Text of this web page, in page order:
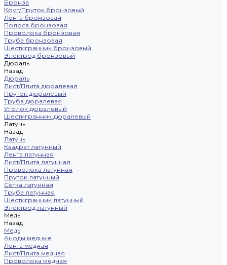
Бронза
Круг/Пруток бронзовый
Лента бронзовая
Полоса бронзовая
Проволока бронзовая
Труба бронзовая
Шестигранник бронзовый
Электрод бронзовый
Дюраль
Назад
Дюраль
Лист/Плита дюралевая
Пруток дюралевый
Труба дюралевая
Уголок дюралевый
Шестигранник дюралевый
Латунь
Назад
Латунь
Квадрат латунный
Лента латунная
Лист/Плита латунная
Проволока латунная
Пруток латунный
Сетка латунная
Труба латунная
Шестигранник латунный
Электрод латунный
Медь
Назад
Медь
Аноды медные
Лента медная
Лист/Плита медная
Проволока медная